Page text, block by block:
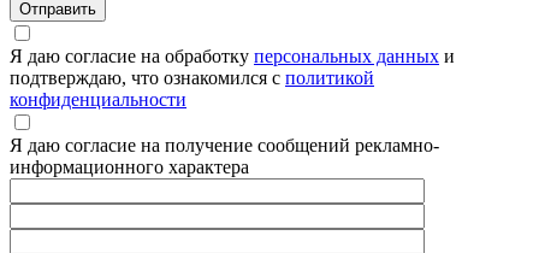
Я даю согласие на обработку персональных данных и
подтверждаю, что ознакомился с политикой
конфиденциальности
Я даю согласие на получение сообщений рекламно-
информационного характера